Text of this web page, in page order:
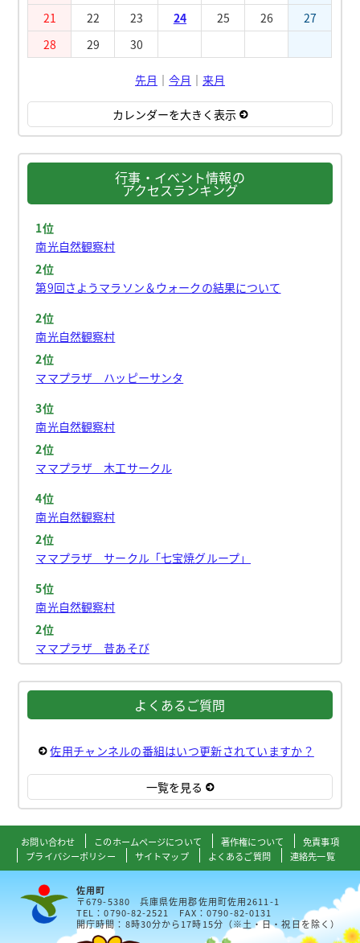
21
22 23 24 25 26
27
28
29 30
先月 ｜ 今月 ｜ 来月
カレンダーを大きく表示
行事・イベント情報の
アクセスランキング
1位
南光自然観察村
2位
第9回さようマラソン＆ウォークの結果について
2位
南光自然観察村
2位
ママプラザ ハッピーサンタ
3位
南光自然観察村
2位
ママプラザ 木工サークル
4位
南光自然観察村
2位
ママプラザ サークル「七宝焼グループ」
5位
南光自然観察村
2位
ママプラザ 昔あそび
よくあるご質問
佐用チャンネルの番組はいつ更新されていますか？
一覧を見る
お問い合わせ このホームページについて 著作権について
免責事項
プライバシーポリシー
サイトマップ よくあるご質問 連絡先一覧
佐用町
〒679-5380 兵庫県佐用郡佐用町佐用2611-1
TEL：0790-82-2521 FAX：0790-82-0131
開庁時間：8時30分から17時15分（※土・日・祝日を除く）